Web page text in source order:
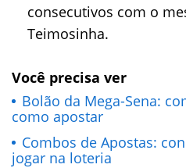
consecutivos com o
Teimosinha.
Você precisa ver
Bolão da Mega-Sena:
como apostar
Combos de Apostas:
jogar na loteria